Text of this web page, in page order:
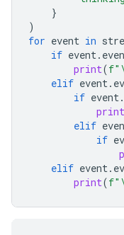
}
)
for event in
if event.
print(f"
elif event.
if event.
print
elif
if
elif event.
print(f"